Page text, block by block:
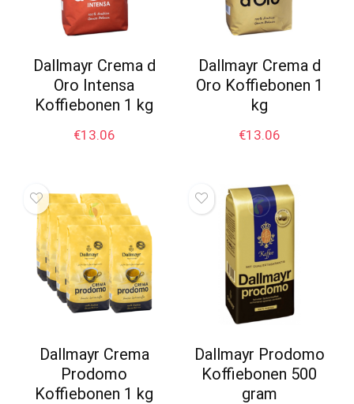
Dallmayr Crema d
Oro Intensa
Koffiebonen 1 kg
€13.06
Dallmayr Crema d
Oro Koffiebonen 1
kg
€13.06
Dallmayr Crema
Prodomo
Koffiebonen 1 kg
Dallmayr Prodomo
Koffiebonen 500
gram